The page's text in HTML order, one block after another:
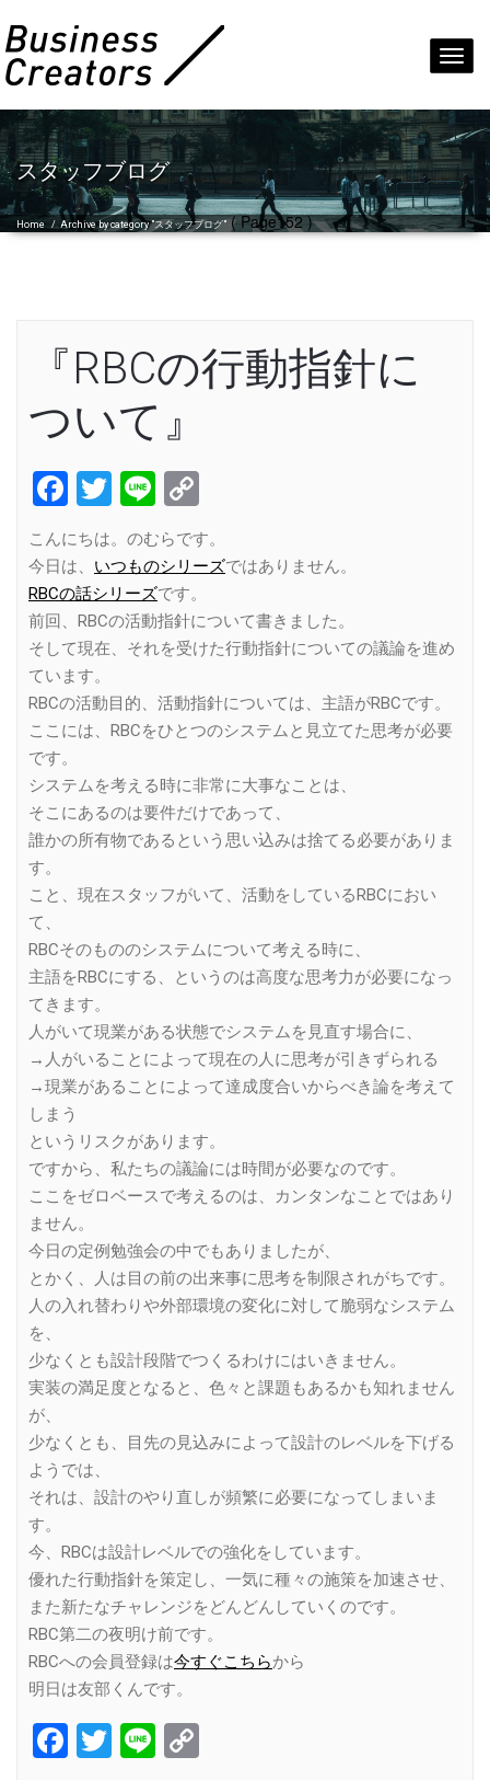
スタッフブログ
Home /Archive by category "スタッフブログ"( Page152 )
『RBCの行動指針に
ついて』
Facebook
Twitter
Line
Link
こんにちは。のむらです。
今日は、 いつものシリーズではありません。
RBCの話シリーズです。
前回、RBCの活動指針について書きました。
そして現在、それを受けた行動指針についての議論を進め
ています。
RBCの活動目的、活動指針については、主語がRBCです。
ここには、RBCをひとつのシステムと見立てた思考が必要
です。
システムを考える時に非常に大事なことは、
そこにあるのは要件だけであって、
誰かの所有物であるという思い込みは捨てる必要がありま
す。
こと、現在スタッフがいて、活動をしているRBCにおい
て、
RBCそのもののシステムについて考える時に、
主語をRBCにする、というのは高度な思考力が必要になっ
てきます。
人がいて現業がある状態でシステムを見直す場合に、
→人がいることによって現在の人に思考が引きずられる
→現業があることによって達成度合いからべき論を考えて
しまう
というリスクがあります。
ですから、私たちの議論には時間が必要なのです。
ここをゼロベースで考えるのは、カンタンなことではあり
ません。
今日の定例勉強会の中でもありましたが、
とかく、人は目の前の出来事に思考を制限されがちです。
人の入れ替わりや外部環境の変化に対して脆弱なシステム
を、
少なくとも設計段階でつくるわけにはいきません。
実装の満足度となると、色々と課題もあるかも知れません
が、
少なくとも、目先の見込みによって設計のレベルを下げる
ようでは、
それは、設計のやり直しが頻繁に必要になってしまいま
す。
今、RBCは設計レベルでの強化をしています。
優れた行動指針を策定し、一気に種々の施策を加速させ、
また新たなチャレンジをどんどんしていくのです。
RBC第二の夜明け前です。
RBCへの会員登録は今すぐこちらから
明日は友部くんです。
Facebook
Twitter
Line